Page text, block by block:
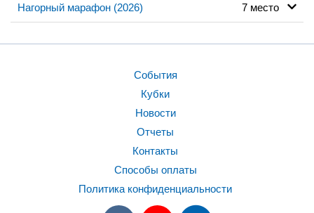
Нагорный марафон (2026) 7 место
События
Кубки
Новости
Отчеты
Контакты
Способы оплаты
Политика конфиденциальности